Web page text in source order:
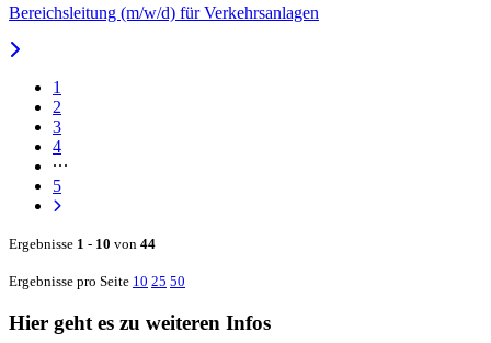
Bereichsleitung (m/w/d) für Verkehrsanlagen
1
2
3
4
5
Ergebnisse 1 - 10 von 44
Ergebnisse pro Seite 10 25 50
Hier geht es zu weiteren Infos